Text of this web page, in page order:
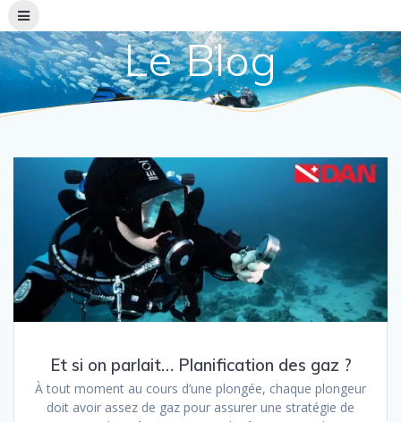
to
content
Le Blog
Et si on parlait… Planification des gaz ?
À tout moment au cours d’une plongée, chaque plongeur
doit avoir assez de gaz pour assurer une stratégie de